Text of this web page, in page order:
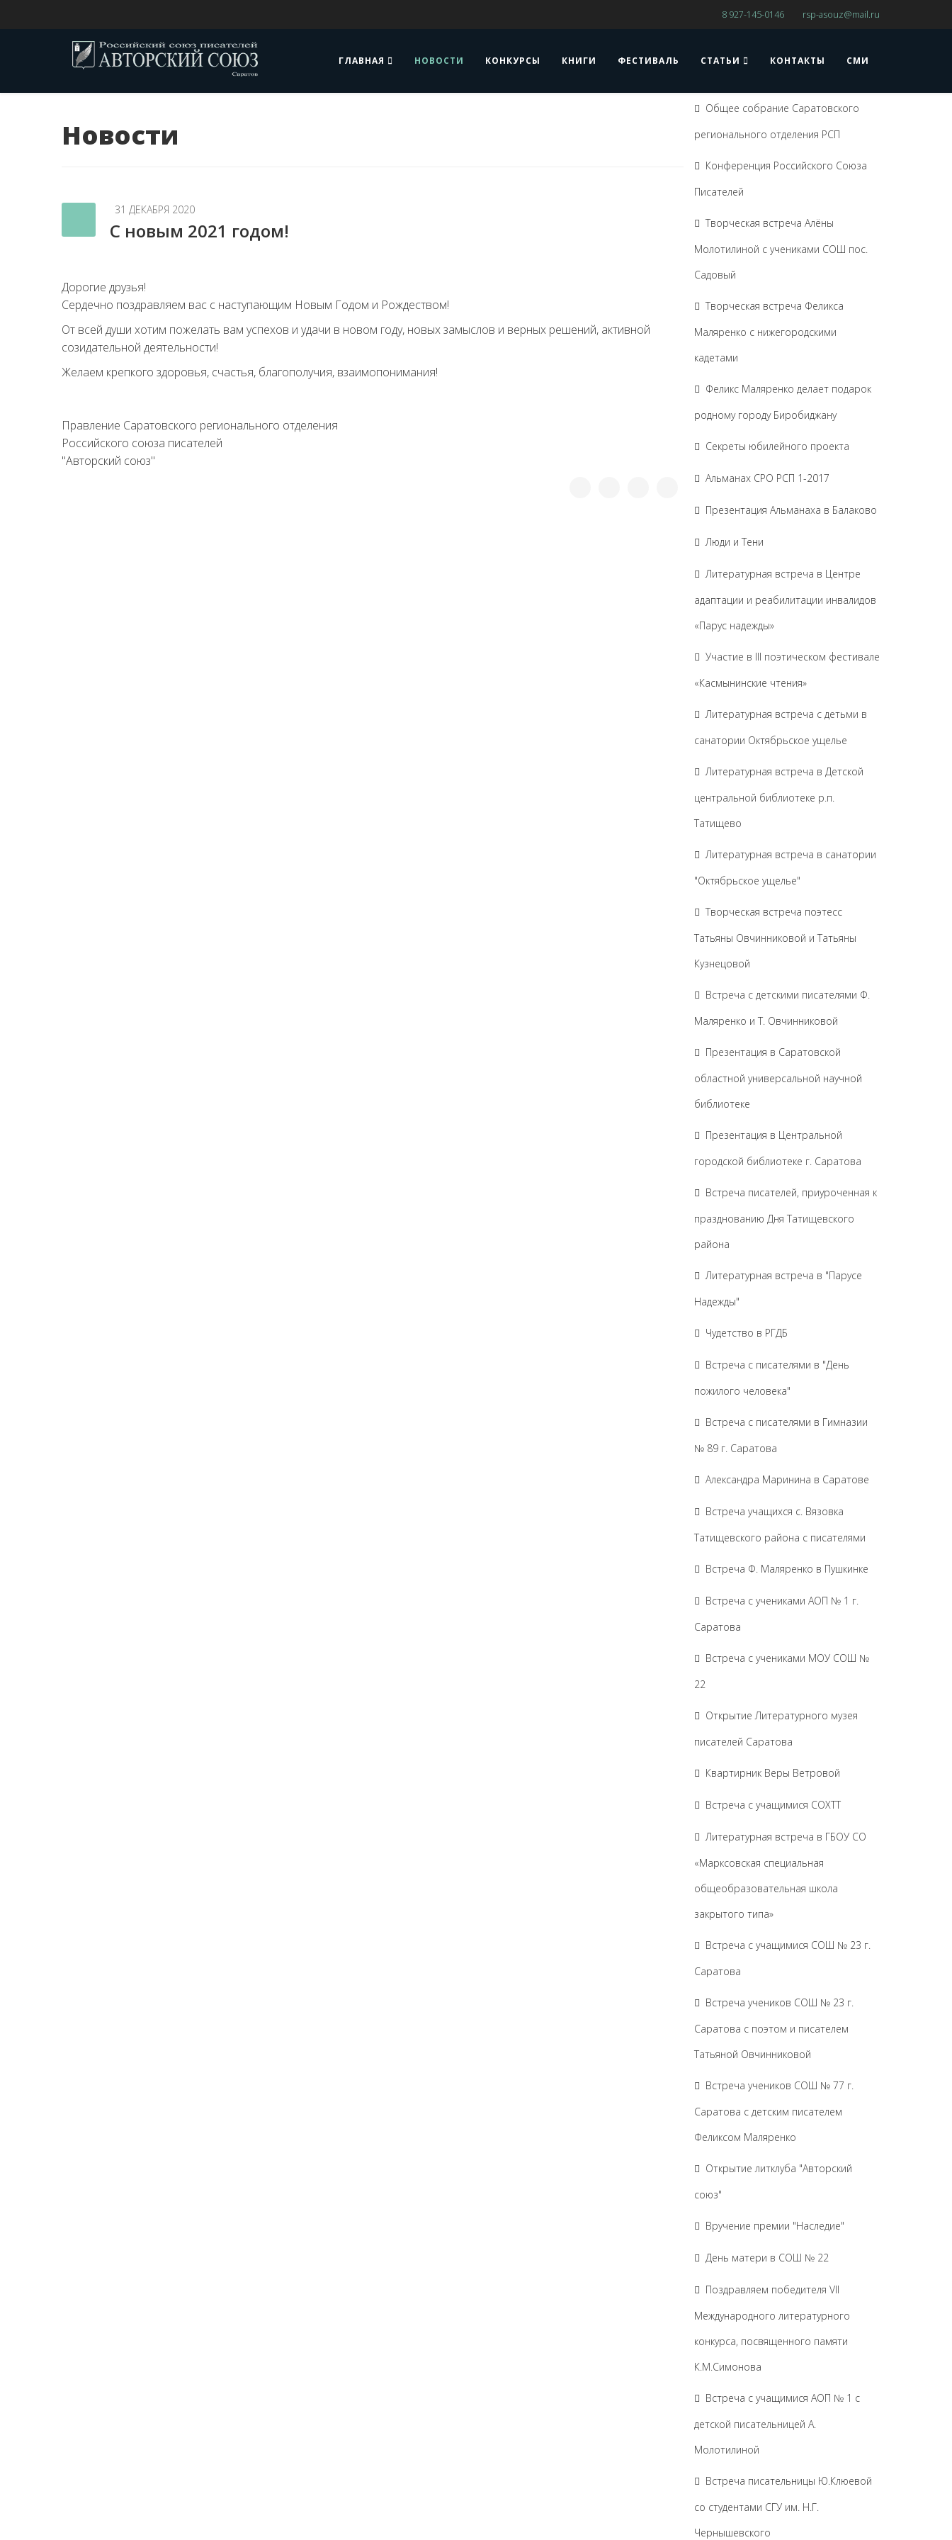
8 927-145-0146 rsp-asouz@mail.ru
ГЛАВНАЯ НОВОСТИ КОНКУРСЫ КНИГИ ФЕСТИВАЛЬ СТАТЬИ КОНТАКТЫ СМИ
Новости
31 ДЕКАБРЯ 2020
С новым 2021 годом!
Дорогие друзья!
Сердечно поздравляем вас с наступающим Новым Годом и Рождеством!
От всей души хотим пожелать вам успехов и удачи в новом году, новых замыслов и верных решений, активной
созидательной деятельности!
Желаем крепкого здоровья, счастья, благополучия, взаимопонимания!
Правление Саратовского регионального отделения
Российского союза писателей
"Авторский союз"
Общее собрание Саратовского
регионального отделения РСП
Конференция Российского Союза
Писателей
Творческая встреча Алёны
Молотилиной с учениками СОШ пос.
Садовый
Творческая встреча Феликса
Маляренко с нижегородскими
кадетами
Феликс Маляренко делает подарок
родному городу Биробиджану
Секреты юбилейного проекта
Альманах СРО РСП 1-2017
Презентация Альманаха в Балаково
Люди и Тени
Литературная встреча в Центре
адаптации и реабилитации инвалидов
«Парус надежды»
Участие в III поэтическом фестивале
«Касмынинские чтения»
Литературная встреча с детьми в
санатории Октябрьское ущелье
Литературная встреча в Детской
центральной библиотеке р.п.
Татищево
Литературная встреча в санатории
"Октябрьское ущелье"
Творческая встреча поэтесс
Татьяны Овчинниковой и Татьяны
Кузнецовой
Встреча с детскими писателями Ф.
Маляренко и Т. Овчинниковой
Презентация в Саратовской
областной универсальной научной
библиотеке
Презентация в Центральной
городской библиотеке г. Саратова
Встреча писателей, приуроченная к
празднованию Дня Татищевского
района
Литературная встреча в "Парусе
Надежды"
Чудетство в РГДБ
Встреча с писателями в "День
пожилого человека"
Встреча с писателями в Гимназии
№ 89 г. Саратова
Александра Маринина в Саратове
Встреча учащихся с. Вязовка
Татищевского района с писателями
Встреча Ф. Маляренко в Пушкинке
Встреча с учениками АОП № 1 г.
Саратова
Встреча с учениками МОУ СОШ №
22
Открытие Литературного музея
писателей Саратова
Квартирник Веры Ветровой
Встреча с учащимися СОХТТ
Литературная встреча в ГБОУ СО
«Марксовская специальная
общеобразовательная школа
закрытого типа»
Встреча с учащимися СОШ № 23 г.
Саратова
Встреча учеников СОШ № 23 г.
Саратова с поэтом и писателем
Татьяной Овчинниковой
Встреча учеников СОШ № 77 г.
Саратова с детским писателем
Феликсом Маляренко
Открытие литклуба "Авторский
союз"
Вручение премии "Наследие"
День матери в СОШ № 22
Поздравляем победителя VII
Международного литературного
конкурса, посвященного памяти
К.М.Симонова
Встреча с учащимися АОП № 1 с
детской писательницей А.
Молотилиной
Встреча писательницы Ю.Клюевой
со студентами СГУ им. Н.Г.
Чернышевского